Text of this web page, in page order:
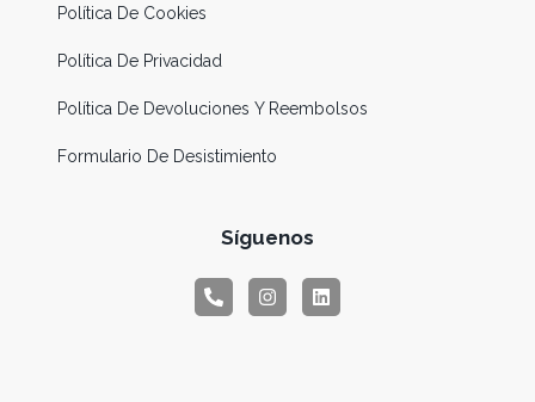
Política De Cookies
Política De Privacidad
Política De Devoluciones Y Reembolsos
Formulario De Desistimiento
Síguenos